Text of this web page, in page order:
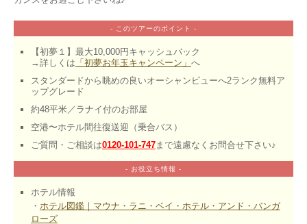
- このツアーのポイント -
【初夢１】最大10,000円キャッシュバック
→詳しくは 「初夢お年玉キャンペーン」 へ
スタンダードから眺めの良いオーシャンビューへ2ランク無料ア
ップグレード
約48平米／ラナイ付のお部屋
空港〜ホテル間往復送迎（乗合バス）
ご質問・ご相談は0120-101-747 まで遠慮なくお問合せ下さい♪
- お役立ち情報 -
ホテル情報
・ ホテル図鑑｜マウナ・ラニ・ベイ・ホテル・アンド・バンガ
ローズ